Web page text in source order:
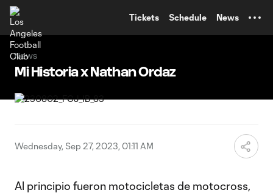
Tickets Schedule News
News
Mi Historia x Nathan Ordaz
Wednesday, Sep 27, 2023, 01:11 AM
Al principio fueron motocicletas de motocross,